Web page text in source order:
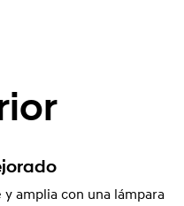
amplia con una lámpara